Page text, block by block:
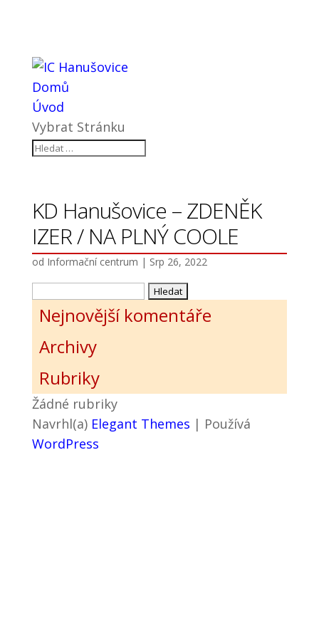
Domů
Úvod
Vybrat Stránku
KD Hanušovice – ZDENĚK
IZER / NA PLNÝ COOLE
od Informační centrum | Srp 26, 2022
Vyhledávání
Nejnovější komentáře
Archivy
Rubriky
Žádné rubriky
Navrhl(a) Elegant Themes | Používá
WordPress